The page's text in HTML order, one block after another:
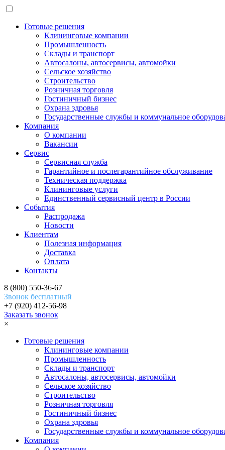
Готовые решения
Клининговые компании
Промышленность
Склады и транспорт
Автосалоны, автосервисы, автомойки
Сельское хозяйство
Строительство
Розничная торговля
Гостиничный бизнес
Охрана здровья
Государственные службы и коммунальное
Компания
О компании
Вакансии
Сервис
Сервисная служба
Гарантийное и послегарантийное обслуживание
Техническая поддержка
Клининговые услуги
Единственный сервисный центр в России
События
Распродажа
Новости
Клиентам
Полезная информация
Доставка
Оплата
Контакты
8 (800) 550-36-67
Звонок бесплатный
+7 (920) 412-56-98
Заказать звонок
×
Готовые решения
Клининговые компании
Промышленность
Склады и транспорт
Автосалоны, автосервисы, автомойки
Сельское хозяйство
Строительство
Розничная торговля
Гостиничный бизнес
Охрана здровья
Государственные службы и коммунальное
Компания